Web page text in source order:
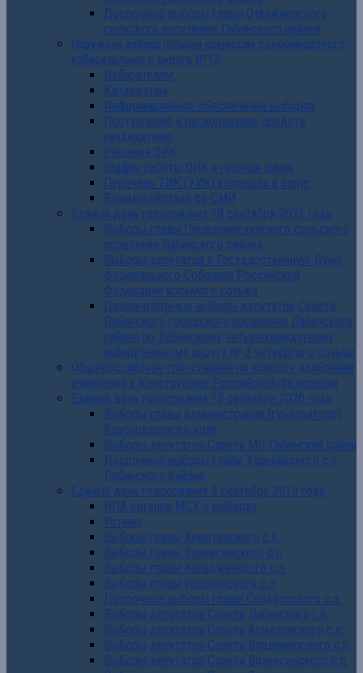
Досрочные выборы главы Отважненского
сельского поселения Лабинского района
Окружная избирательная комиссия одномандатного
избирательного округа №12
Избирателям
Кандидатам
Информационное обеспечение выборов
Поступление и расходование средств
кандидатами
Решения ОИК
График работы ОИК и горячая линия
Перечень ТИК (УИК) входящих в округ
Взаимодействие со СМИ
Единый день голосования 19 сентября 2021 года
Выборы главы Первосинюхинского сельского
поселения Лабинского района
Выборы депутатов в Государственную Думу
Федерального Собрания Российской
Федерации восьмого созыва
Дополнительные выборы депутатов Совета
Лабинского городского поселения Лабинского
района по Лабинскому четырехмандатному
избирательному округу № 3 четвертого созыва
Общероссийское голосование по вопросу одобрения
изменений в Конструкцию Российской Федерации
Единый день голосования 13 сентября 2020 года
Выборы главы администрации (губернатора)
Краснодарского края
Выборы депутатов Совета МО Лабинский район
Досрочные выборы главы Харьковского с.п.
Лабинского района
Единый день голосования 8 сентября 2019 года
НПА органов МСУ о выборах
Уставы
Выборы главы Ахметовского с.п.
Выборы главы Вознесенского с.п.
Выборы главы Каладжинского с.п.
Выборы главы Упорненского с.п.
Досрочные выборы главы Сладковского с.п.
Выборы депутатов Совета Лабинского г.п.
Выборы депутатов Совета Ахметовского с.п.
Выборы депутатов Совета Владимирского с.п.
Выборы депутатов Совета Вознесенского с.п.